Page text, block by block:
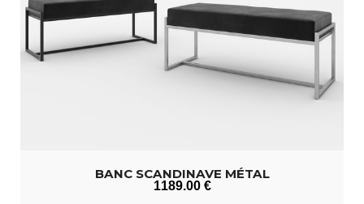
BANC SCANDINAVE MÉTAL
1189.00 €